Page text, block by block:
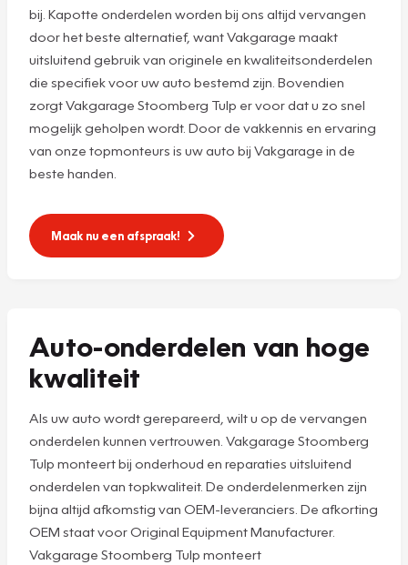
bij. Kapotte onderdelen worden bij ons altijd vervangen
door het beste alternatief, want Vakgarage maakt
uitsluitend gebruik van originele en kwaliteitsonderdelen
die specifiek voor uw auto bestemd zijn. Bovendien
zorgt Vakgarage Stoomberg Tulp er voor dat u zo snel
mogelijk geholpen wordt. Door de vakkennis en ervaring
van onze topmonteurs is uw auto bij Vakgarage in de
beste handen.
Maak nu een afspraak!
Auto-onderdelen van hoge
kwaliteit
Als uw auto wordt gerepareerd, wilt u op de vervangen
onderdelen kunnen vertrouwen. Vakgarage Stoomberg
Tulp monteert bij onderhoud en reparaties uitsluitend
onderdelen van topkwaliteit. De onderdelenmerken zijn
bijna altijd afkomstig van OEM-leveranciers. De afkorting
OEM staat voor Original Equipment Manufacturer.
Vakgarage Stoomberg Tulp monteert